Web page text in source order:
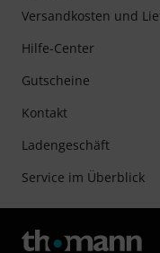
Versandkosten und
Hilfe-Center
Gutscheine
Kontakt
Ladengeschäft
Service im Überblick